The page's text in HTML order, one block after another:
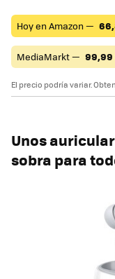
Hoy en Amazon —
MediaMarkt — 99,99
El precio podría variar.
Unos
sobra para